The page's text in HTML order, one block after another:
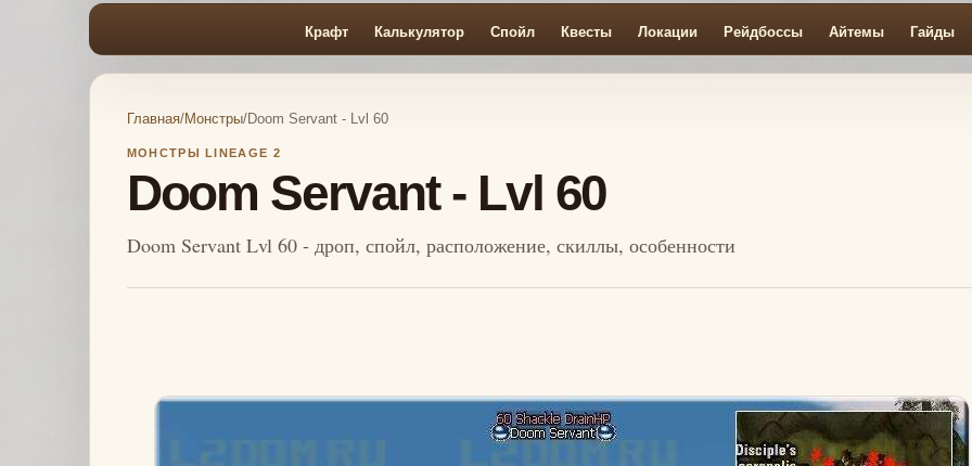
Крафт Калькулятор Спойл Квесты Локации Рейдбоссы Айтемы Гайды
Главная/Монстры/Doom Servant - Lvl 60
МОНСТРЫ LINEAGE 2
Doom Servant - Lvl 60
Doom Servant Lvl 60 - дроп, спойл, расположение, скиллы, особенности